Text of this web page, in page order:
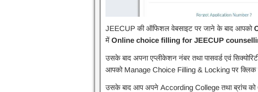
JEECUP की ऑफिशल वेबसाइट पर जाने के बाद आपको
में Online choice filling for JEECUP
उसके बाद अपना एप्लीकेशन नंबर तथा पासवर्ड एवं
आपको Manage Choice Filling & Locking पर क्लिक
उसके बाद आप अपने According College तथा ब्रांच